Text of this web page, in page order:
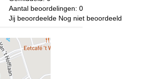
Aantal beoordelingen: 0
Jij beoordeelde Nog niet beoordeeld